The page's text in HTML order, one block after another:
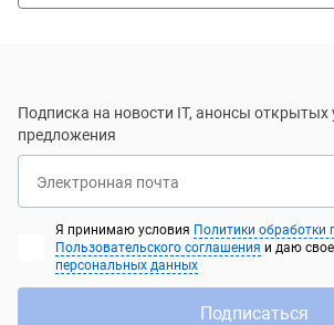
нового и полезного по Python
расширить (вероятно, урезав
Python), поскольку с вуза уже
Подписка на новости IT, анонсы открытых
предложения
Электронная почта
Подписаться
Я принимаю условия Политики обработки
Пользовательского соглашения и даю свое
персональных данных